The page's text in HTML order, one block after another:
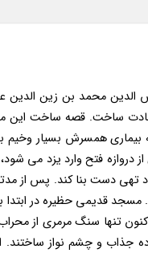
ساخت. قصه ساخت
همسرش بسیار وخیم
فتح وارد یزد می
تهی دست بنا کند. پس از
قدیمی حظیره در
جذاب و چشم نواز ساختند.